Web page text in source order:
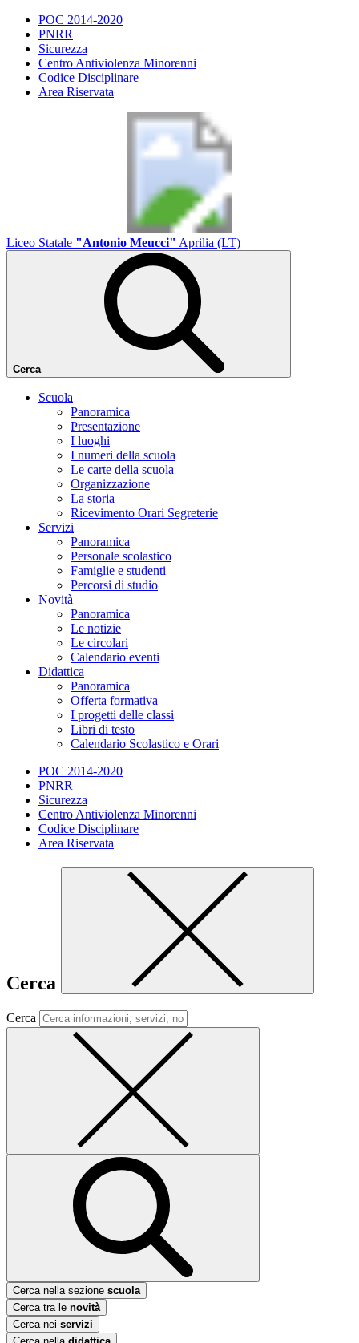
POC 2014-2020
PNRR
Sicurezza
Centro Antiviolenza Minorenni
Codice Disciplinare
Area Riservata
Liceo Statale "Antonio Meucci" Aprilia (LT)
Cerca
Scuola
Panoramica
Presentazione
I luoghi
I numeri della scuola
Le carte della scuola
Organizzazione
La storia
Ricevimento Orari Segreterie
Servizi
Panoramica
Personale scolastico
Famiglie e studenti
Percorsi di studio
Novità
Panoramica
Le notizie
Le circolari
Calendario eventi
Didattica
Panoramica
Offerta formativa
I progetti delle classi
Libri di testo
Calendario Scolastico e Orari
POC 2014-2020
PNRR
Sicurezza
Centro Antiviolenza Minorenni
Codice Disciplinare
Area Riservata
Cerca
Cerca
Cerca nella sezione scuola
Cerca tra le novità
Cerca nei servizi